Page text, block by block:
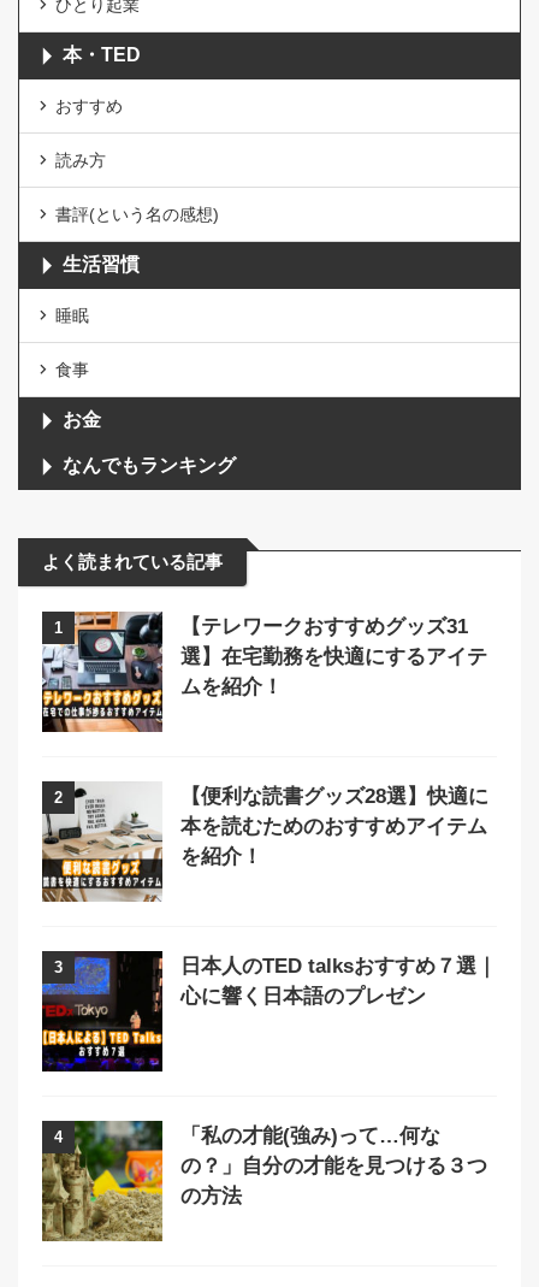
ひとり起業
本・TED
おすすめ
読み方
書評(という名の感想)
生活習慣
睡眠
食事
お金
なんでもランキング
よく読まれている記事
1
【テレワークおすすめグッズ31
選】在宅勤務を快適にするアイテ
ムを紹介！
2
【便利な読書グッズ28選】快適に
本を読むためのおすすめアイテム
を紹介！
3
日本人のTED talksおすすめ７選｜
心に響く日本語のプレゼン
4
「私の才能(強み)って…何な
の？」自分の才能を見つける３つ
の方法